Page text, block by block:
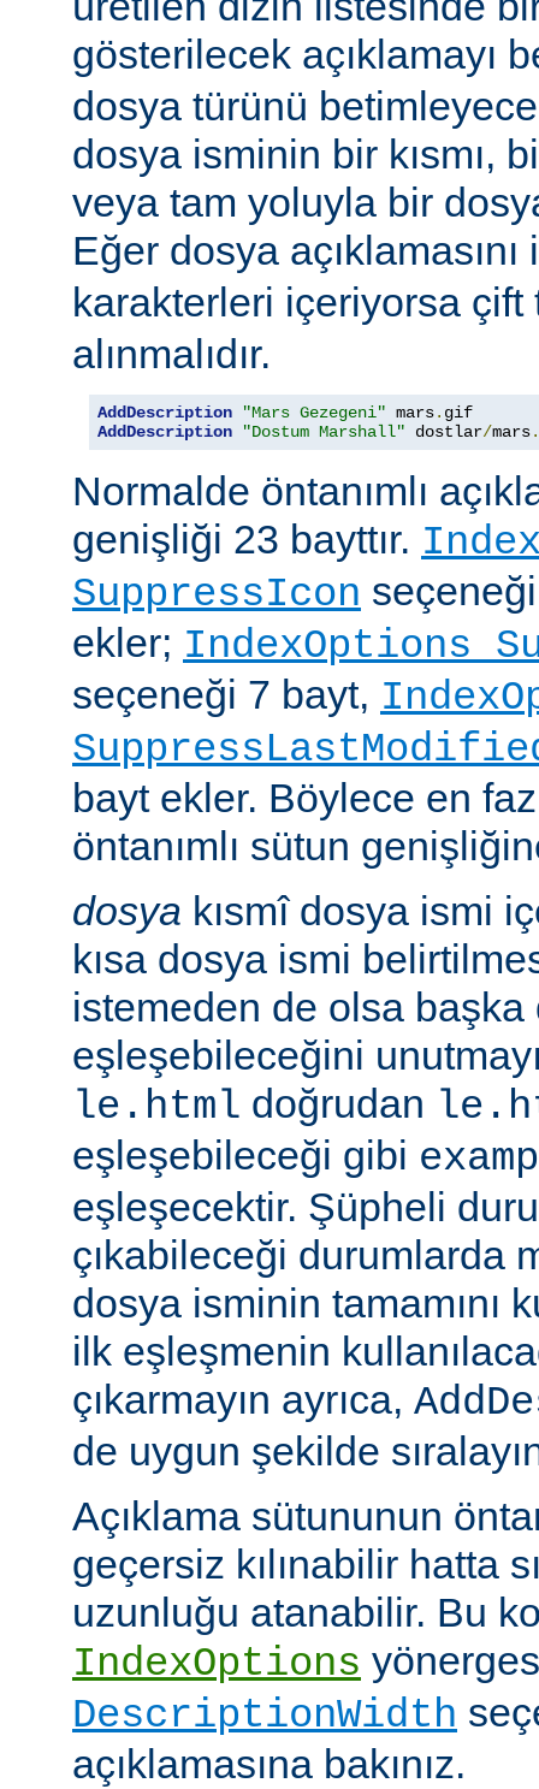
gösterilecek açıklamayı
dosya türünü
dosya isminin bir kısmı,
veya tam yoluyla bir
Eğer dosya
karakterleri içeriyorsa çift
alınmalıdır.
AddDescription "Mars Gezegeni" mars. gif
AddDescription
"Dostum Marshall" dostlar/mars.
Normalde öntanımlı
genişliği 23 bayttır.
SuppressIcon
ekler; IndexOptions
seçeneği 7 bayt,
bayt ekler. Böylece en
öntanımlı sütun
dosya kısmî dosya ismi
kısa dosya ismi
istemeden de olsa başka
eşleşebileceğini
le.html doğrudan
eşleşebileceği gibi
eşleşecektir. Şüpheli
çıkabileceği durumlarda
dosya isminin tamamını
ilk eşleşmenin
çıkarmayın ayrıca,
de uygun şekilde
Açıklama sütununun
geçersiz kılınabilir hatta
uzunluğu atanabilir. Bu
IndexOptions
DescriptionWidth
açıklamasına bakınız.